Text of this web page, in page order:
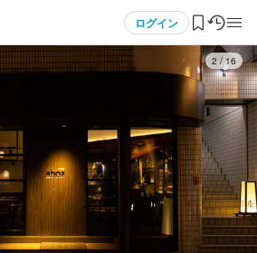
ログイン
3 / 16
応募画面へ進む